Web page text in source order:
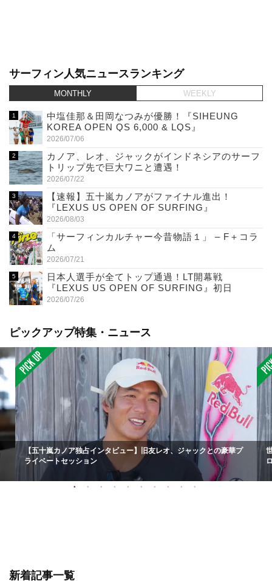
サーフィン人気ニュースランキング
MONTHLY WEEKLY
中塩佳那＆田岡なつみが優勝！『SIHEUNG
KOREA OPEN QS 6,000 & LQS』
2026/07/06
カノア、レオ、ジャックがインドネシアのサーフ
トリップ先で巨大ワニと遭遇！
2026/07/22
【速報】五十嵐カノアがファイナル進出！
『LEXUS US OPEN OF SURFING』
2026/08/03
「サーフィンカルチャー今昔物語１」 – F＋コラ
ム
2026/07/21
日本人選手が全てトップ通過！LT開幕戦
『LEXUS US OPEN OF SURFING』初日
2026/07/26
ピックアップ特集・ニュース
【五十嵐カノア独占インタビュー】旧友レオ、ジャックとの豪華プ
ライベートセッション
新着記事一覧